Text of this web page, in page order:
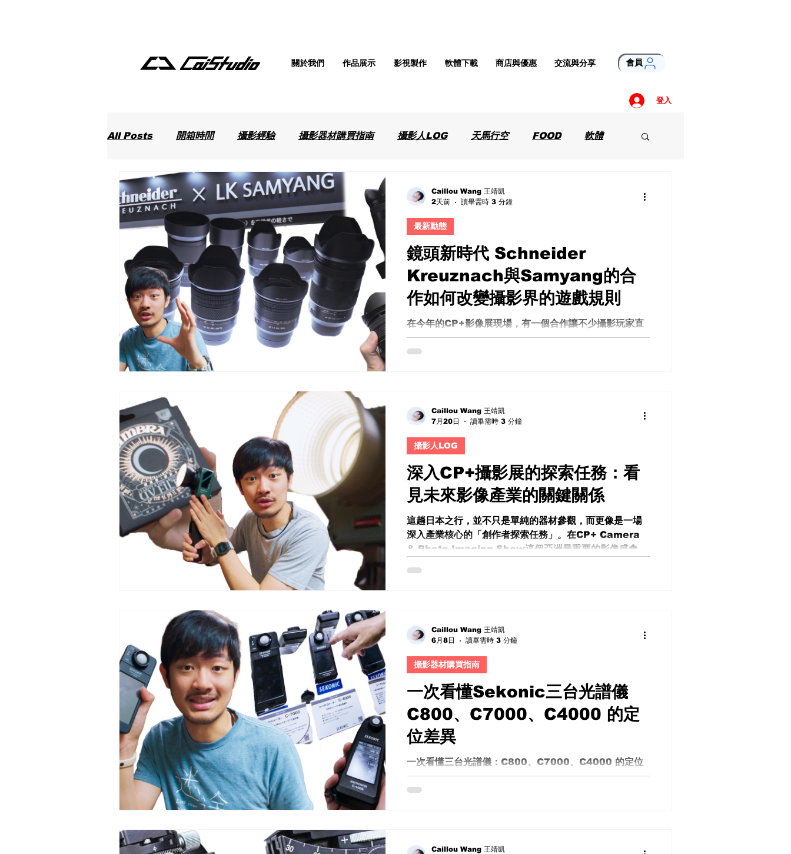
登入
All Posts 開箱時間 攝影經驗 攝影器材購買指南 攝影人LOG 天馬行空 FOOD 軟體
最新動態
鏡頭新時代 Schneider
Kreuznach與Samyang的合
作如何改變攝影界的遊戲規則
在今年的CP+影像展現場，有一個合作讓不少攝影玩家直
接停下腳步——來自德國光學工藝殿堂的Schneider
Kreuznach，攜手韓國鏡頭品牌Samyang Optics，
頭系統中。 Schneider Samyang 鏡頭 從中畫幅王
者，到普及市場的降維打擊 提到 Schneider，你很難不
聯想到它在專業領域的地位。長期以來，他們為Phase
One等中畫幅系統提供頂級鏡頭，這些鏡頭通常價格高
昂、定位極端精準，專為商業廣告、時尚大片與藝術級影
像而生。那種「為極致而存在」的光學哲學，講究解析
力、色彩還原與像差控制的極限平衡。 而這次的關鍵，在
線。 這意味著什麼？不是單純畫質提升，而是整個設計邏
輯的轉變：從「夠用」走向「講究」，從「性價比」走向
「風格與品質並存」。 第一眼反差：巨大外型 × 輕量手感
最新動態
Caillou Wang 王靖凱
2天前
讀畢需時 3 分鐘
深入CP+攝影展的探索任務：看
見未來影像產業的關鍵關係
這趟日本之行，並不只是單純的器材參觀，而更像是一場
深入產業核心的「創作者探索任務」。在CP+ Camera
& Photo Imaging Show這個亞洲最重要的影像盛會之
種體驗其實很少見——不是你自己去看，而是品牌帶你看
分享了： 最新一代濾鏡設計理念 正在開發中的燈光設備方
向 未來即將在台灣代理與引進的產品線 這種交流，比任何
規格表都更有價值。 CP+攝影展 直接上手：7Artisans
探針鏡與創作可能 更有趣的是，他直接借我幾顆鏡頭現場
試拍，其中包括來自7Artisans的探針鏡頭（Probe
Lens）。 這類鏡頭本來就是創作者的秘密武器： 極端近
距離拍攝 獨特透視感 能進入一般鏡頭無法到達的空間 另
一顆同品牌鏡頭則走實用路線，兩
攝影人LOG
Caillou Wang 王靖凱
7月20日
讀畢需時 3 分鐘
一次看懂Sekonic三台光譜儀
C800、C7000、C4000 的定
位差異
一次看懂三台光譜儀：C800、C7000、C4000 的定位
差異 先說結論，如果你是影像創作者、燈光師或攝影師，
你很可能已經聽過甚至使用過 C800。這台設備幾乎可以
C4000 擺在一起時，問題自然浮現： 這三台到底差在
攝影器材購買指南
Caillou Wang 王靖凱
6月8日
讀畢需時 3 分鐘
Caillou Wang 王靖凱
關於我們 作品展示 影視製作 軟體下載 商店與優惠 交流與分享 會員